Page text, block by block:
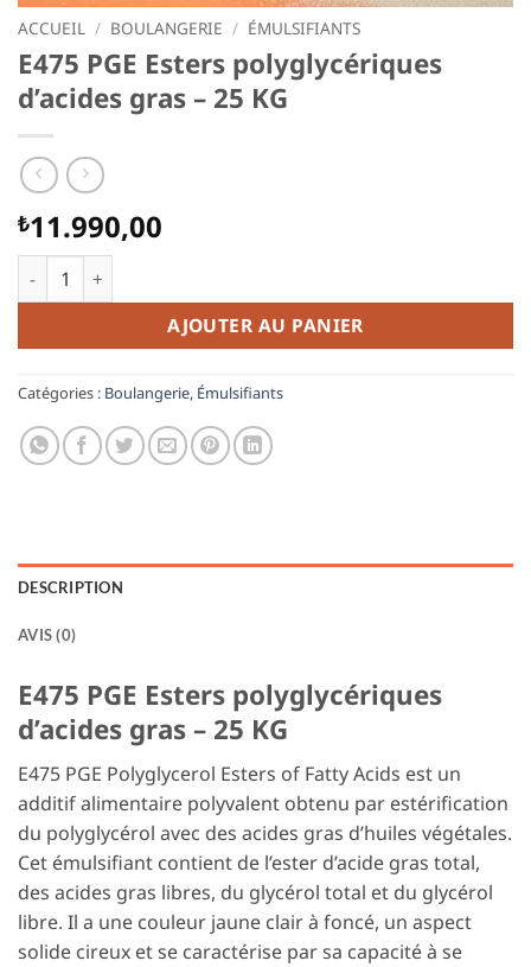
ACCUEIL / BOULANGERIE / ÉMULSIFIANTS
E475 PGE Esters polyglycériques
d’acides gras – 25 KG
₺11.990,00
quantité de E475 PGE Esters polyglycériques d'acides gras -
AJOUTER AU PANIER
Catégories : Boulangerie, Émulsifiants
DESCRIPTION
AVIS (0)
E475 PGE Esters polyglycériques
d’acides gras – 25 KG
E475 PGE Polyglycerol Esters of Fatty Acids est un
additif alimentaire polyvalent obtenu par estérification
du polyglycérol avec des acides gras d’huiles végétales.
Cet émulsifiant contient de l’ester d’acide gras total,
des acides gras libres, du glycérol total et du glycérol
libre. Il a une couleur jaune clair à foncé, un aspect
solide cireux et se caractérise par sa capacité à se